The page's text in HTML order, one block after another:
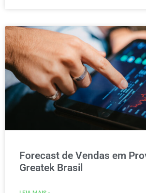
Forecast de Vendas em
Greatek Brasil